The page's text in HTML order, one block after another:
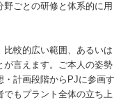
ごとの研修と体系的に用
較的広い範囲、あるいは
が言えます。ご本人の姿勢
・計画段階からPJに参画す
でもプラント全体の立ち上